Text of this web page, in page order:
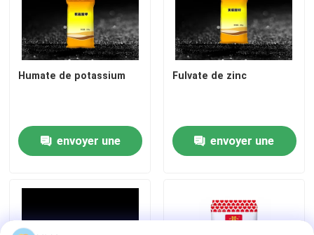
Urée des véhicules à moteur de catégorie
DMF
Humate de potassium
envoyer une
Fulvate de zinc
envoyer une